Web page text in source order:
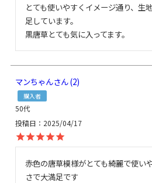
とても使いやすくイメージ通り、生
足しています。
黒唐草とても気に入ってます。
マンちゃん 2
購入者
50代
投稿日
2025/04/17
赤色の唐草模様がとても綺麗で使い
さで大満足です